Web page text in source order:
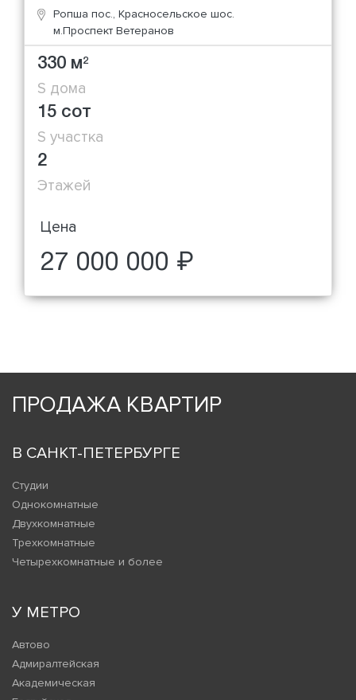
Ропша пос., Красносельское шос.
м.Проспект Ветеранов
330 м2
S дома
15 сот
S участка
2
Этажей
Цена
27 000 000 ₽
ПРОДАЖА КВАРТИР
В САНКТ-ПЕТЕРБУРГЕ
Студии
Однокомнатные
Двухкомнатные
Трехкомнатные
Четырехкомнатные и более
У МЕТРО
Автово
Адмиралтейская
Академическая